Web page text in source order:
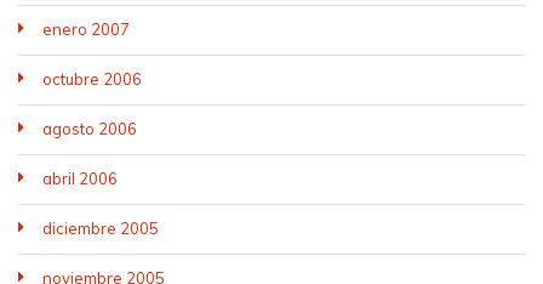
enero 2007
octubre 2006
agosto 2006
abril 2006
diciembre 2005
noviembre 2005